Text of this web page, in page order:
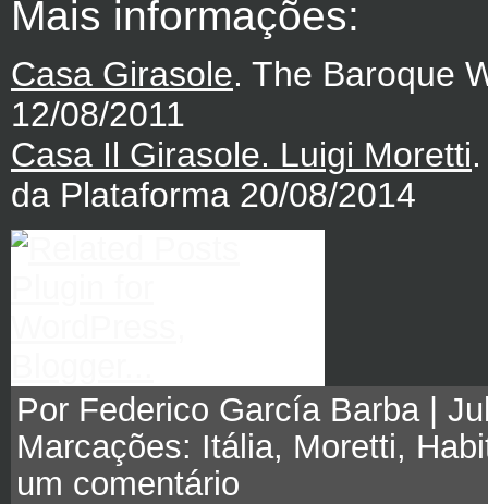
Mais informações:
Casa Girasole. The Baroque
12/08/2011
Casa Il Girasole. Luigi Moretti
da Plataforma 20/08/2014
Por Federico García Barba |
Marcações: Itália, Moretti,
um comentário